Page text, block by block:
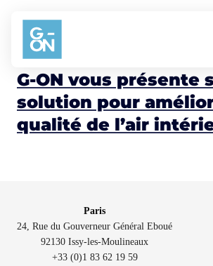
Aller au contenu
Mesure
G-ON vous présente
solution pour
qualité de l’air
Paris
24, Rue du Gouverneur Général Eboué
92130 Issy-les-Moulineaux
+33 (0)1 83 62 19 59